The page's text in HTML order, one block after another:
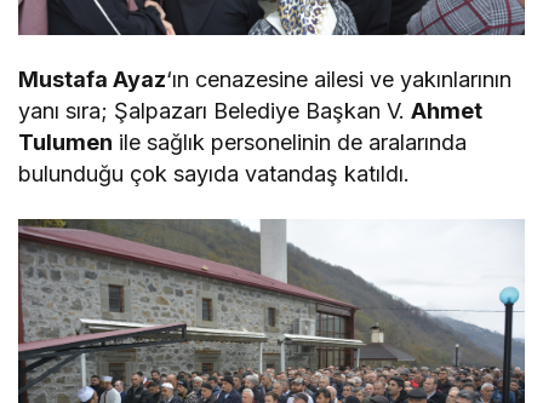
Mustafa Ayaz‘ın cenazesine ailesi ve yakınlarının
yanı sıra; Şalpazarı Belediye Başkan V.Ahmet
Tulumen ile sağlık personelinin de aralarında
bulunduğu çok sayıda vatandaş katıldı.